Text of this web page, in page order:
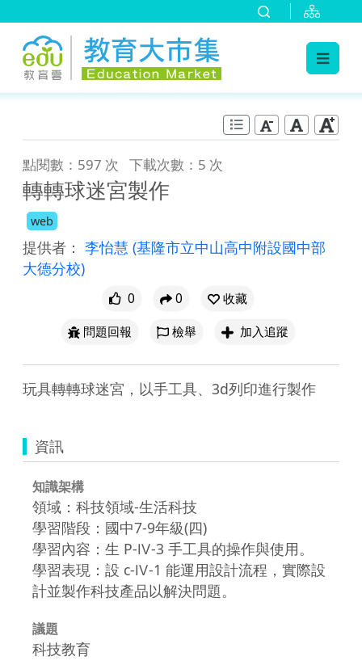
點閱數：597 次 下載次數：5 次
轉轉球迷宮製作
web
提供者： 李怡慧 (基隆市立中山高中附設國中部
大德分校)
0 0
收藏
問題回報
檢舉 加入追蹤
玩具轉轉球迷宮，以手工具、3d列印進行製作
資訊
知識架構
領域：科技領域-生活科技
學習階段：國中7-9年級(四)
學習內容：生 P-Ⅳ-3 手工具的操作與使用。
學習表現：設 c-Ⅳ-1 能運用設計流程，實際設
計並製作科技產品以解決問題。
議題
科技教育